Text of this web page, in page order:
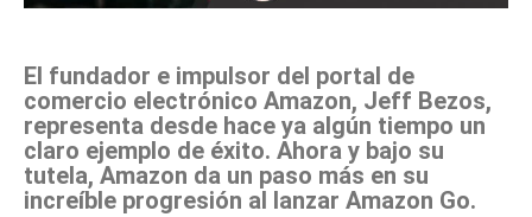
El fundador e impulsor del portal de
comercio electrónico Amazon, Jeff Bezos,
representa desde hace ya algún tiempo un
claro ejemplo de éxito. Ahora y bajo su
tutela, Amazon da un paso más en su
increíble progresión al lanzar Amazon Go.